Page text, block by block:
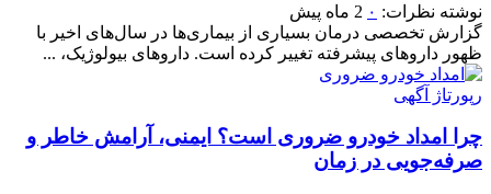
نوشته نظرات: ۰ 2 ماه پیش
گزارش تخصصی درمان بسیاری از بیماری‌ها در سال‌های اخیر با
ظهور داروهای پیشرفته تغییر کرده است. داروهای بیولوژیک، ...
رپورتاژ آگهی
چرا امداد خودرو ضروری است؟ ایمنی، آرامش خاطر و
صرفه‌جویی در زمان